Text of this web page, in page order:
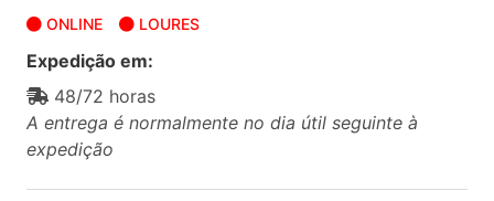
ONLINE LOURES
Expedição em:
48/72 horas
A entrega é normalmente no dia útil seguinte à
expedição